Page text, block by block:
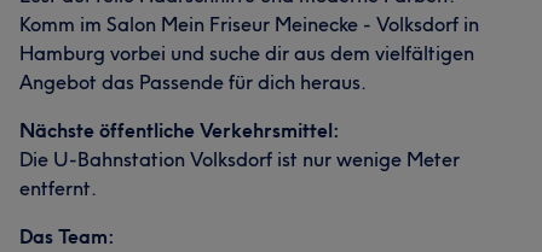
Komm im Salon Mein Friseur Meinecke - Volksdorf in
Hamburg vorbei und suche dir aus dem vielfältigen
Angebot das Passende für dich heraus.
Nächste öffentliche Verkehrsmittel:
Die U-Bahnstation Volksdorf ist nur wenige Meter
entfernt.
Das Team: